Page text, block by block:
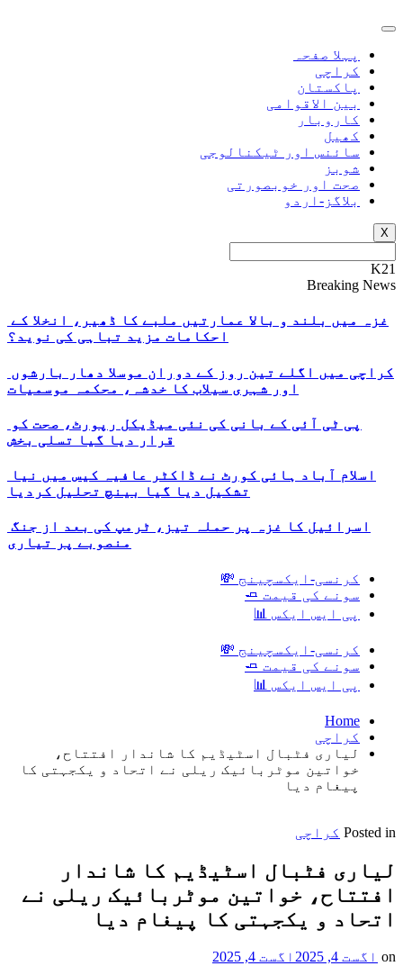
پہلا صفحہ
کراچی
پاکستان
بین الاقوامی
کاروبار
کھیل
سائنس اور ٹیکنالوجی
شوبز
صحت اور خوبصورتی
بلاگز-اردو
X
K21
Breaking News
غزہ میں بلند و بالا عمارتیں ملبے کا ڈھیر، انخلا کے
احکامات مزید تباہی کی نوید؟
کراچی میں اگلے تین روز کے دوران موسلا دھار بارشوں
اور شہری سیلاب کا خدشہ، محکمہ موسمیات
پی ٹی آئی کے بانی کی نئی میڈیکل رپورٹ، صحت کو
قرار دیا گیا تسلی بخش
اسلام آباد ہائی کورٹ نے ڈاکٹر عافیہ کیس میں نیا
تشکیل دیا گیا بینچ تحلیل کردیا
اسرائیل کا غزہ پر حملہ تیز، ٹرمپ کی بعد از جنگ
منصوبے پر تیاری
کرنسی-ایکسچینج 💸
سونے کی قیمت 🧈
پی ایس ایکس 📊
کرنسی-ایکسچینج 💸
سونے کی قیمت 🧈
پی ایس ایکس 📊
Home
کراچی
لیاری فٹبال اسٹیڈیم کا شاندار افتتاح،
خواتین موٹربائیک ریلی نے اتحاد و یکجہتی کا
پیغام دیا
Posted in کراچی
لیاری فٹبال اسٹیڈیم کا شاندار
افتتاح، خواتین موٹربائیک ریلی نے
اتحاد و یکجہتی کا پیغام دیا
on اگست 4, 2025
اگست 4, 2025